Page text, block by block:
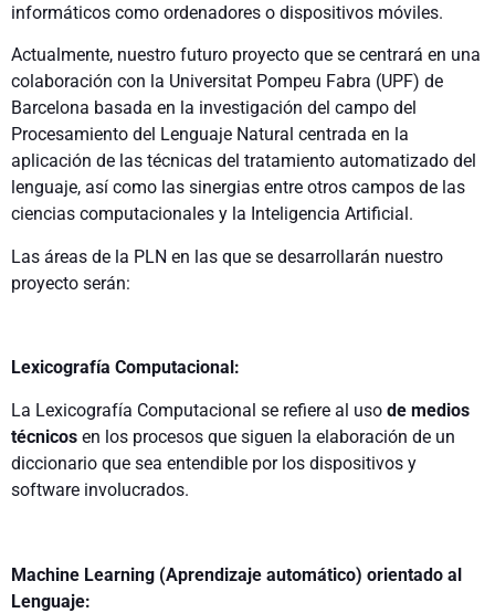
informáticos como ordenadores o dispositivos móviles.
Actualmente, nuestro futuro proyecto que se centrará en una
colaboración con la Universitat Pompeu Fabra (UPF) de
Barcelona basada en la investigación del campo del
Procesamiento del Lenguaje Natural centrada en la
aplicación de las técnicas del tratamiento automatizado del
lenguaje, así como las sinergias entre otros campos de las
ciencias computacionales y la Inteligencia Artificial.
Las áreas de la PLN en las que se desarrollarán nuestro
proyecto serán:
Lexicografía Computacional:
La Lexicografía Computacional se refiere al uso de medios
técnicos en los procesos que siguen la elaboración de un
diccionario que sea entendible por los dispositivos y
software involucrados.
Machine Learning (Aprendizaje automático) orientado al
Lenguaje: